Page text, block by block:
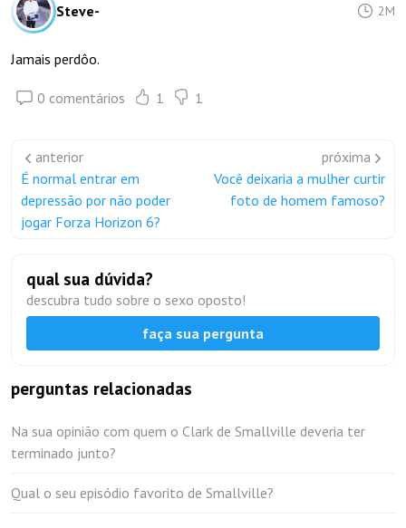
Steve- 2M
Jamais perdôo.
0 comentários 1 1
anterior
É normal entrar em
depressão por não poder
jogar Forza Horizon 6?
próxima
Você deixaria a mulher curtir
foto de homem famoso?
qual sua dúvida?
descubra tudo sobre o sexo oposto!
faça sua pergunta
perguntas relacionadas
Na sua opinião com quem o Clark de Smallville deveria ter
terminado junto?
Qual o seu episódio favorito de Smallville?